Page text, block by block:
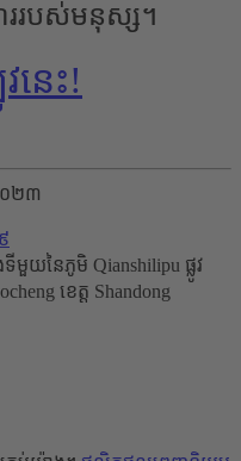
ររបស់មនុស្ស។
េះ!
០២៣
ទីមួយនៃភូមិ Qianshilipu ផ្លូវ
ខេត្ត Shandong